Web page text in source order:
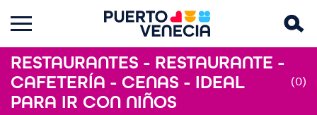
RESTAURANTES - RESTAURANTE -
CAFETERÍA - CENAS - IDEAL
PARA IR CON NIÑOS
(0)